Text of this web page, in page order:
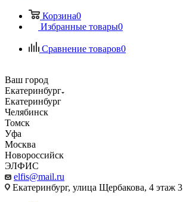
Корзина0
Избранные товары0
Сравнение товаров0
Ваш город
Екатеринбург
Екатеринбург
Челябинск
Томск
Уфа
Москва
Новороссийск
ЭЛФИС
elfis@mail.ru
Екатеринбург, улица Щербакова, 4 этаж 3